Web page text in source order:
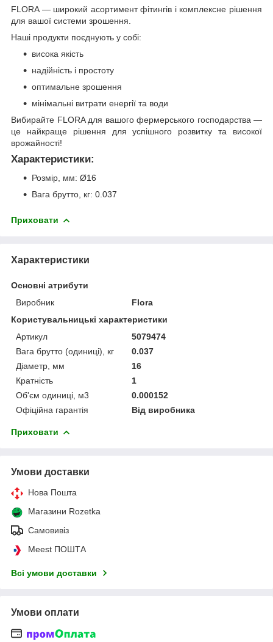
FLORA — широкий асортимент фітингів і комплексне рішення
для вашої системи зрошення.
Наші продукти поєднують у собі:
висока якість
надійність і простоту
оптимальне зрошення
мінімальні витрати енергії та води
Вибирайте FLORA для вашого фермерського господарства —
це найкраще рішення для успішного розвитку та високої
врожайності!
Характеристики:
Розмір, мм: Ø16
Вага брутто, кг: 0.037
Приховати
Характеристики
Основні атрибути
Виробник
Flora
Користувальницькі характеристики
Артикул
5079474
Вага брутто (одиниці), кг
0.037
Діаметр, мм
16
Кратність
1
Об'єм одиниці, м3
0.000152
Офіційна гарантія
Від виробника
Приховати
Умови доставки
Нова Пошта
Магазини Rozetka
Самовивіз
Meest ПОШТА
Всі умови доставки
Умови оплати